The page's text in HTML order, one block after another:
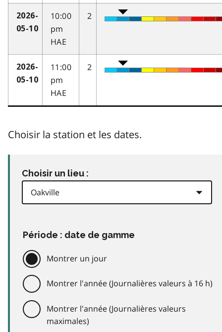
2026-
05-10
10:00
pm
HAE
2
2026-
05-10
11:00
pm
HAE
2
Choisir la station et les dates.
Choisir un lieu :
Période : date de gamme
Montrer un jour
Montrer l'année (Journalières valeurs à 16 h)
Montrer l'année (Journalières valeurs
maximales)